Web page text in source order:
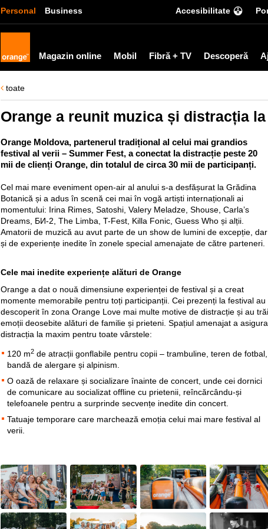
Personal Business Accesibilitate
Magazin online Mobil Fibră + TV Descoperă
toate
Orange a reunit muzica și distracția
Orange Moldova, partenerul tradițional al celui mai grandios
festival al verii – Summer Fest, a conectat la distracție peste 20
mii de clienți Orange, din totalul de circa 30 mii de participanți.
Cel mai mare eveniment open-air al anului s-a desfășurat la Grădina
Botanică și a adus în scenă cei mai în vogă artiști internaționali ai
momentului: Irina Rimes, Satoshi, Valery Meladze, Shouse, Carla’s
Dreams, БИ-2, The Limba, T-Fest, Killa Fonic, Guess Who și alții.
Amatorii de muzică au avut parte de un show de lumini de excepție, dar
și de experiențe inedite în zonele special amenajate de către parteneri.
Cele mai inedite experiențe alături de Orange
Orange a dat o nouă dimensiune experienței de festival și a creat
momente memorabile pentru toți participanții. Cei prezenți la festival au
descoperit în zona Orange Love mai multe motive de distracție și au
emoții deosebite alături de familie și prieteni. Spațiul amenajat a
distracția la maxim pentru toate vârstele:
120 m2 de atracții gonflabile pentru copii – trambuline, teren de fotbal,
bandă de alergare și alpinism.
O oază de relaxare și socializare înainte de concert, unde cei dornici
de comunicare au socializat offline cu prietenii, reîncărcându-și
telefoanele pentru a surprinde secvențe inedite din concert.
Tatuaje temporare care marchează emoția celui mai mare festival al
verii.